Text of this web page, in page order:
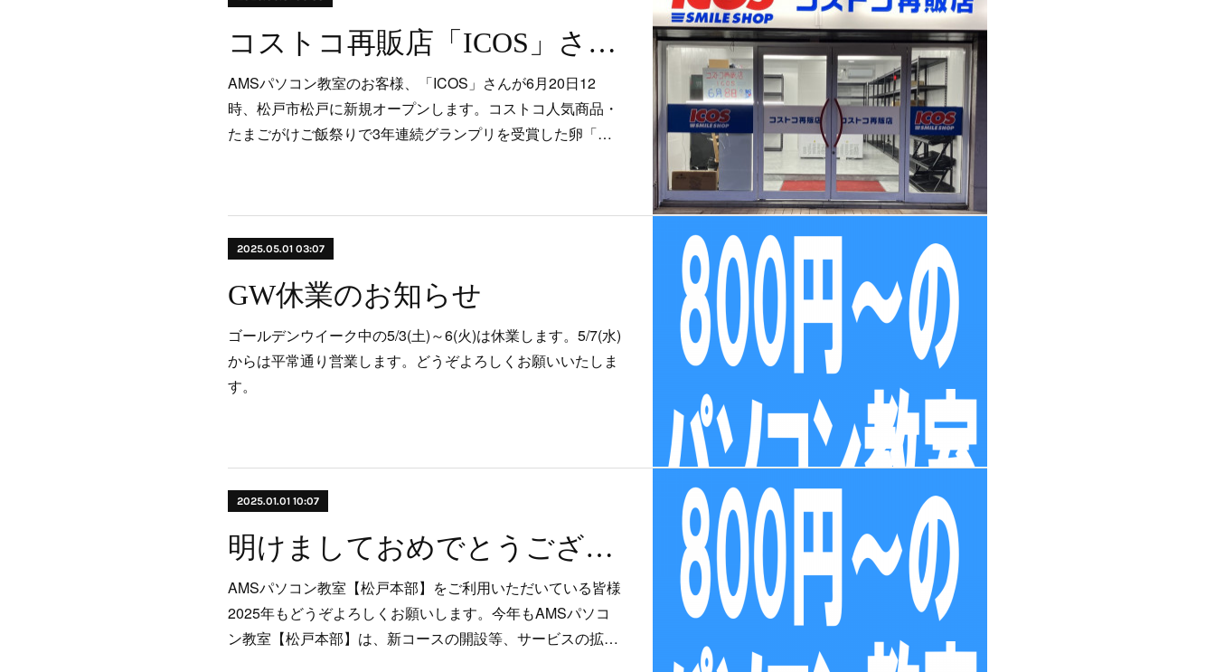
コストコ再販店「ICOS」さんがオープンします
AMSパソコン教室のお客様、「ICOS」さんが6月20日12
時、松戸市松戸に新規オープンします。コストコ人気商品・
たまごがけご飯祭りで3年連続グランプリを受賞した卵「…
2025.05.01 03:07
GW休業のお知らせ
ゴールデンウイーク中の5/3(土)～6(火)は休業します。5/7(水)
からは平常通り営業します。どうぞよろしくお願いいたしま
す。
2025.01.01 10:07
明けましておめでとうございます
AMSパソコン教室【松戸本部】をご利用いただいている皆様
2025年もどうぞよろしくお願いします。今年もAMSパソコ
ン教室【松戸本部】は、新コースの開設等、サービスの拡…